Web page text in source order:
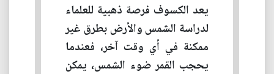
يعد الكسوف فرصة ذهبية للعلماء
لدراسة الشمس والأرض بطرق غير
ممكنة في أي وقت آخر، فعندما
يحجب القمر ضوء الشمس، يمكن